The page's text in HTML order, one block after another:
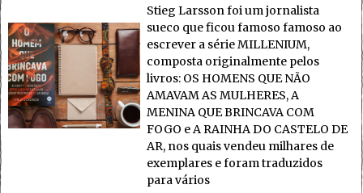
Stieg Larsson foi um jornalista
sueco que ficou famoso famoso ao
escrever a série MILLENIUM,
composta originalmente pelos
livros: OS HOMENS QUE NÃO
AMAVAM AS MULHERES, A
MENINA QUE BRINCAVA COM
FOGO e A RAINHA DO CASTELO DE
AR, nos quais vendeu milhares de
exemplares e foram traduzidos
para vários